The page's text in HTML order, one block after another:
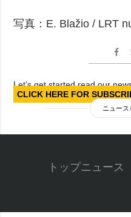
写真：E. Blažio / LRT
Let’s get started read our
CLICK HERE FOR
ニュー
トップニュース